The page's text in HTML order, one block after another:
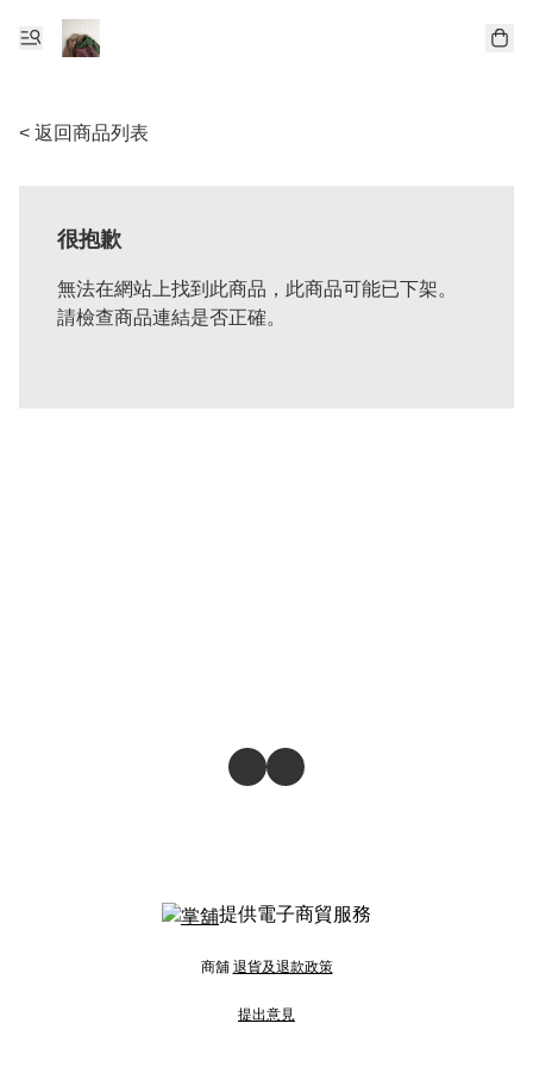
< 返回商品列表
很抱歉
無法在網站上找到此商品，此商品可能已下架。
請檢查商品連結是否正確。
提供電子商貿服務
商舖 退貨及退款政策
提出意見